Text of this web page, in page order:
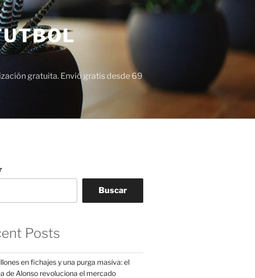
gratuita. Envió gratis desde 69
Buscar
Posts
en fichajes y una purga masiva: el
de Alonso revoluciona el mercado